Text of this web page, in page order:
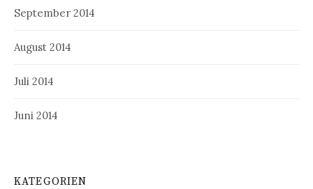
September 2014
August 2014
Juli 2014
Juni 2014
KATEGORIEN